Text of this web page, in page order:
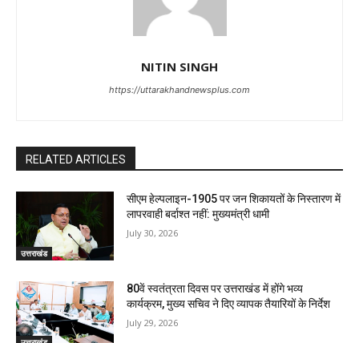
NITIN SINGH
https://uttarakhandnewsplus.com
RELATED ARTICLES
उत्तराखंड
सीएम हेल्पलाइन-1905 पर जन शिकायतों के निस्तारण में
लापरवाही बर्दाश्त नहीं: मुख्यमंत्री धामी
July 30, 2026
80वें स्वतंत्रता दिवस पर उत्तराखंड में होंगे भव्य
कार्यक्रम, मुख्य सचिव ने दिए व्यापक तैयारियों के निर्देश
July 29, 2026